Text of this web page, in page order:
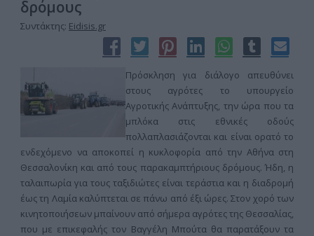
δρόμους
Συντάκτης: Eidisis.gr
Πρόσκληση για διάλογο απευθύνει
στους αγρότες το υπουργείο
Αγροτικής Ανάπτυξης, την ώρα που τα
μπλόκα στις εθνικές οδούς
πολλαπλασιάζονται και είναι ορατό το
ενδεχόμενο να αποκοπεί η κυκλοφορία από την Αθήνα στη
Θεσσαλονίκη και από τους παρακαμπτήριους δρόμους. Ήδη, η
ταλαιπωρία για τους ταξιδιώτες είναι τεράστια και η διαδρομή
έως τη Λαμία καλύπτεται σε πάνω από έξι ώρες. Στον χορό των
κινητοποιήσεων μπαίνουν από σήμερα αγρότες της Θεσσαλίας,
που με επικεφαλής τον Βαγγέλη Μπούτα θα παρατάξουν τα